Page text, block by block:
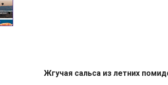
Жгучая сальса из летних